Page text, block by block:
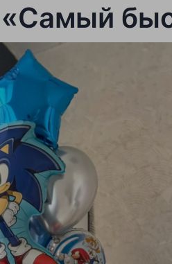
«Самый